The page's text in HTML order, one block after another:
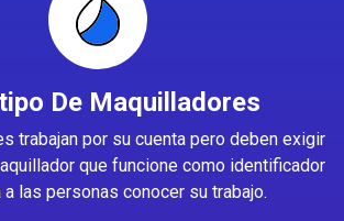
De Maquilladores
trabajan por su cuenta pero deben exigir
que funcione como identificador
las personas conocer su trabajo.